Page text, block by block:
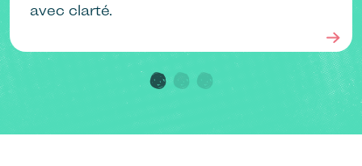
avec clarté.
Aller à la slide 1
Aller à la slide 2
Aller à la slide 3